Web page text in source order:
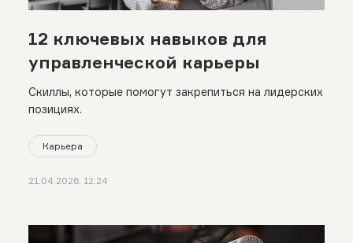
12 ключевых навыков для
управленческой карьеры
Скиллы, которые помогут закрепиться на лидерских
позициях.
Карьера
21.04.2026, 12:24